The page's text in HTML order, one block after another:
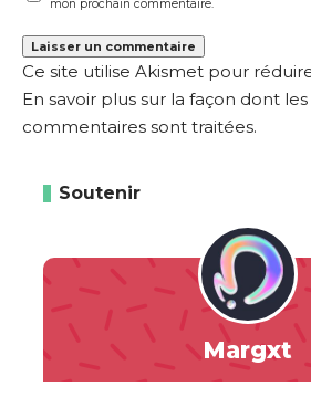
mon prochain commentaire.
Ce site utilise Akismet pour
En savoir plus sur la façon dont
commentaires sont traitées.
Soutenir
Margxt